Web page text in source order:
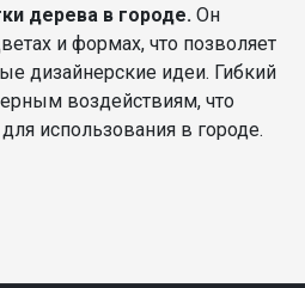
дерева в городе. Он
и формах, что позволяет
дизайнерские идеи. Гибкий
воздействиям, что
использования в городе.